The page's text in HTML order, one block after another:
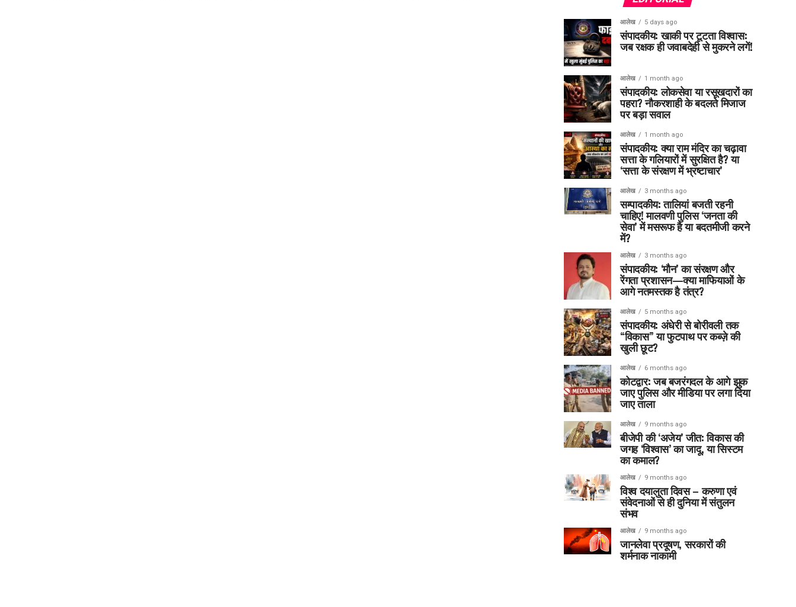
आलेख 5 days ago
संपादकीय: खाकी पर टूटता विश्वास:
जब रक्षक ही जवाबदेही से मुकरने लगें!
आलेख 1 month ago
संपादकीय: लोकसेवा या रसूखदारों का
पहरा? नौकरशाही के बदलते मिजाज
पर बड़ा सवाल
आलेख 1 month ago
संपादकीय: क्या राम मंदिर का चढ़ावा
सत्ता के गलियारों में सुरक्षित है? या
‘सत्ता के संरक्षण में भ्रष्टाचार’
आलेख 3 months ago
सम्पादकीय: तालियां बजती रहनी
चाहिए! मालवणी पुलिस ‘जनता की
सेवा’ में मसरूफ है या बदतमीजी करने
में?
आलेख 3 months ago
संपादकीय: ‘मौन’ का संरक्षण और
रेंगता प्रशासन—क्या माफियाओं के
आगे नतमस्तक है तंत्र?
आलेख 5 months ago
संपादकीय: अंधेरी से बोरीवली तक
“विकास” या फुटपाथ पर कब्ज़े की
खुली छूट?
आलेख 6 months ago
कोटद्वार: जब बजरंगदल के आगे झुक
जाए पुलिस और मीडिया पर लगा दिया
जाए ताला
आलेख 9 months ago
बीजेपी की ‘अजेय’ जीत: विकास की
जगह ‘विश्वास’ का जादू, या सिस्टम
का कमाल?
आलेख 9 months ago
विश्व दयालुता दिवस – करुणा एवं
संवेदनाओं से ही दुनिया में संतुलन
संभव
आलेख 9 months ago
जानलेवा प्रदूषण, सरकारों की
शर्मनाक नाकामी